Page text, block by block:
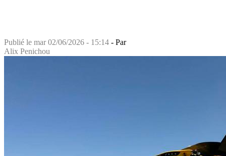
Publié le mar 02/06/2026 - 15:14 - Par
Alix Penichou